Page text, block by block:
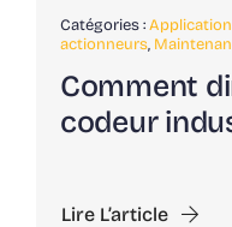
Catégories :
actionneurs,
Comment
codeur
Lire L’article